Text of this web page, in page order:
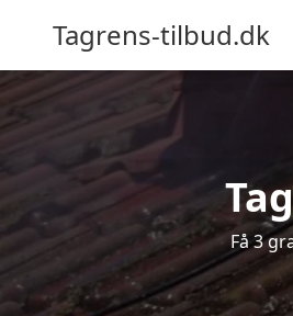
Tagrens-tilbud.dk
Få 3